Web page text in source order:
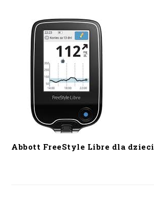
Abbott FreeStyle Libre dla dzieci